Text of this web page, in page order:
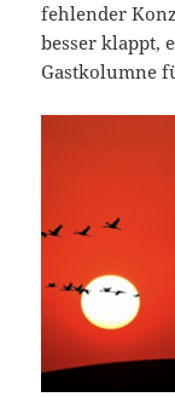
fehlender
besser klappt,
Gastkolumne